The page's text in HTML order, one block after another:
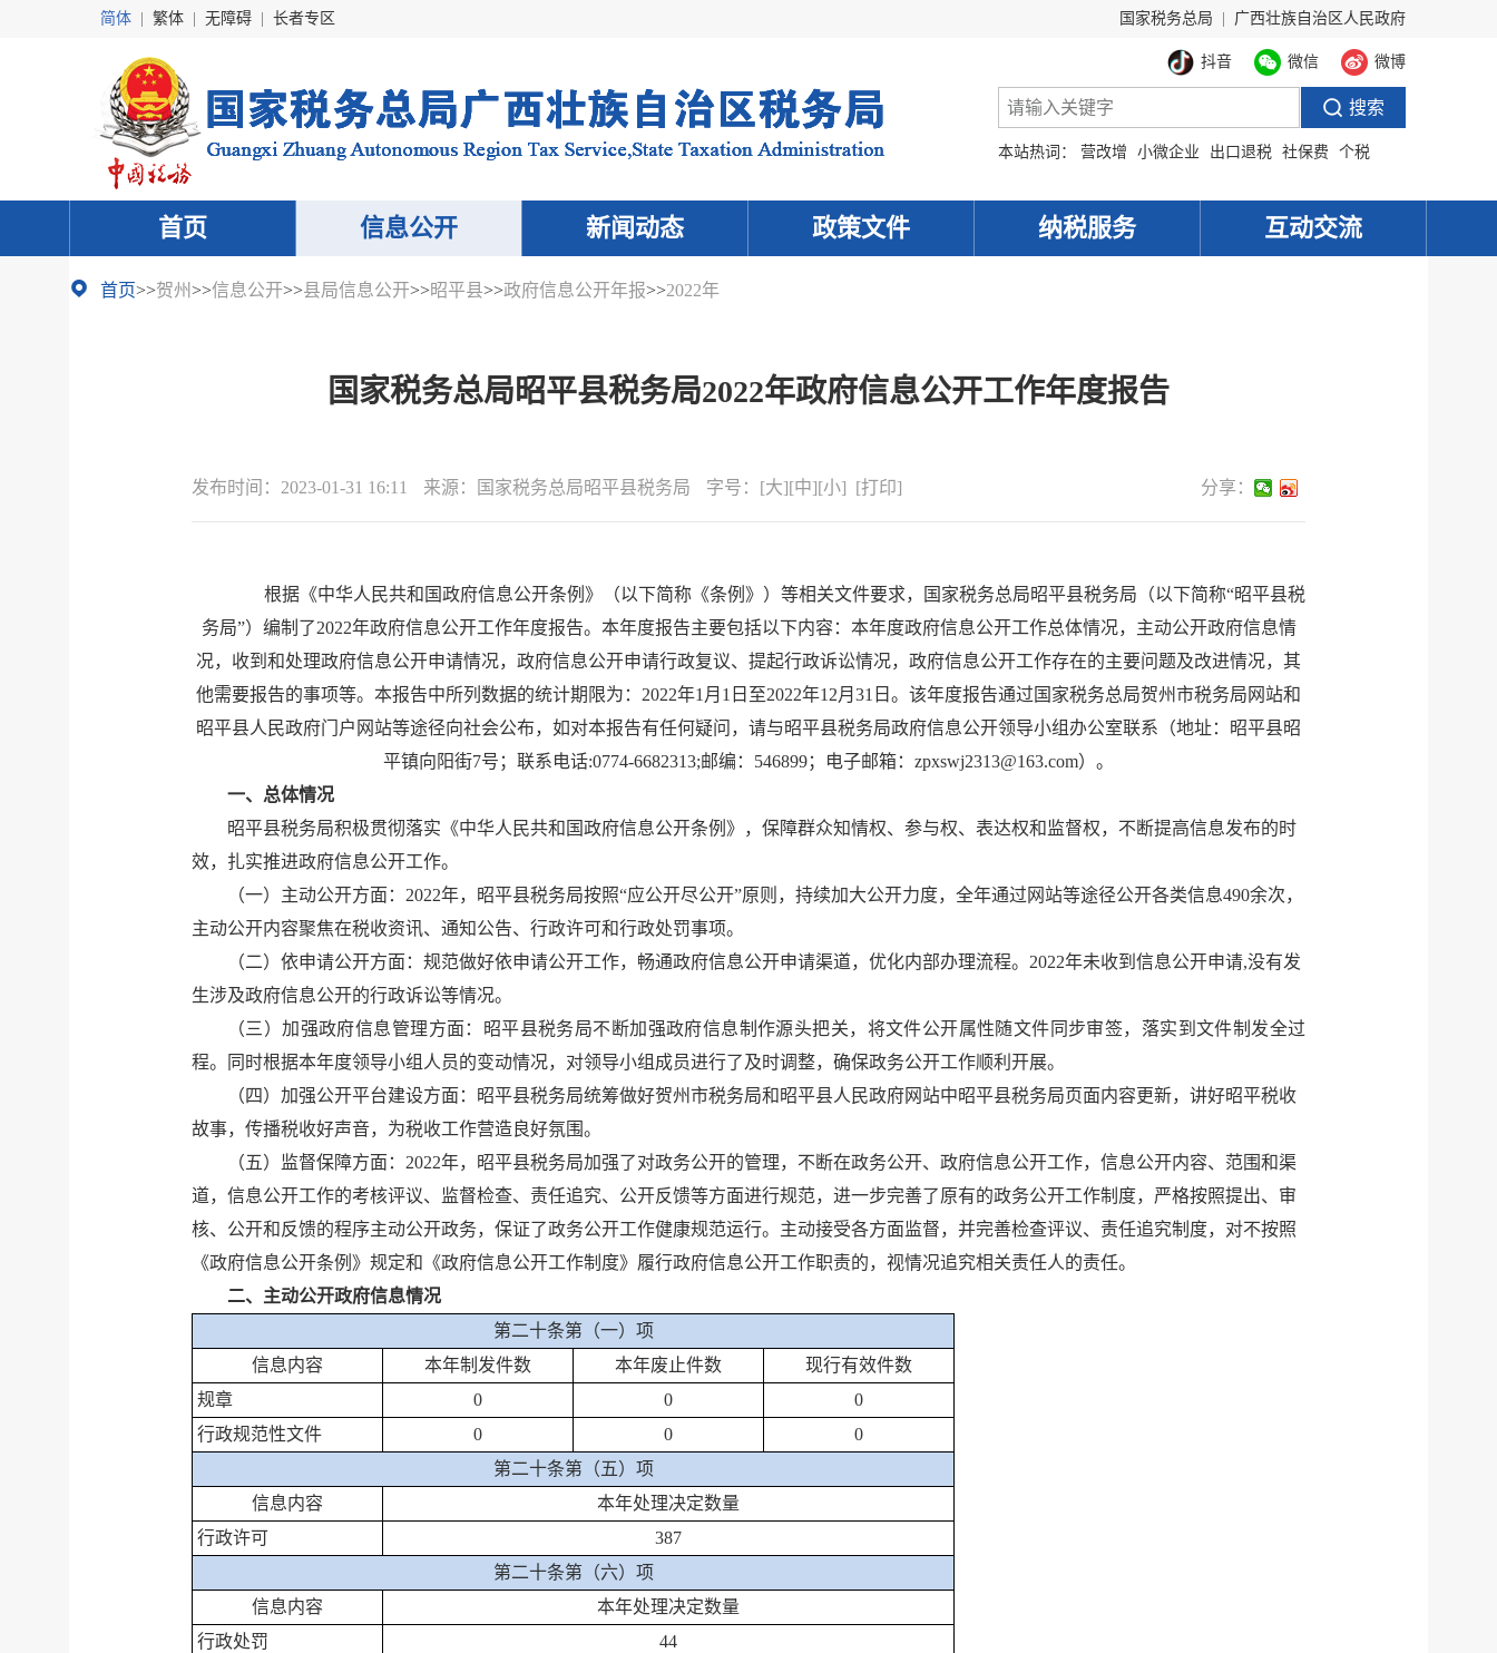
简体 繁体 无障碍 长者专区 国家税务总局 广西壮族自治区人民政府
抖音 微信 微博
本站热词： 营改增 小微企业 出口退税 社保费 个税
首页 信息公开 新闻动态 政策文件 纳税服务 互动交流
首页>>贺州>>信息公开>>县局信息公开>>昭平县>>政府信息公开年报>>2022年
国家税务总局昭平县税务局2022年政府信息公开工作年度报告
发布时间： 2023-01-31 16:11 来源： 国家税务总局昭平县税务局 字号： [大][中][小] [打印] 分享：
根据《中华人民共和国政府信息公开条例》（以下简称《条例》）等相关文件要求，国家税务总局昭平县税务局（以下简称“昭平县税
务局”）编制了2022年政府信息公开工作年度报告。本年度报告主要包括以下内容：本年度政府信息公开工作总体情况，主动公开政府信息情
况，收到和处理政府信息公开申请情况，政府信息公开申请行政复议、提起行政诉讼情况，政府信息公开工作存在的主要问题及改进情况，其
他需要报告的事项等。本报告中所列数据的统计期限为：2022年1月1日至2022年12月31日。该年度报告通过国家税务总局贺州市税务局网站和
昭平县人民政府门户网站等途径向社会公布，如对本报告有任何疑问，请与昭平县税务局政府信息公开领导小组办公室联系（地址：昭平县昭
平镇向阳街7号；联系电话:0774-6682313;邮编 ：546899；电子邮箱：zpxswj2313@163.com）。
一、总体情况
昭平县税务局积极贯彻落实《中华人民共和国政府信息公开条例》，保障群众知情权、参与权、表达权和监督权，不断提高信息发布的时
效，扎实推进政府信息公开工作。
（一） 主动公开方面： 2022年， 昭平县税务局按照“应公开尽公开”原则，持续加大公开力度， 全年通过网站等途径公开各类信息490余次，
主动公开内容聚焦在税收资讯、通知公告、行政许可和行政处罚事项。
（二） 依申请公开方面： 规范做好依申请公开工作， 畅通政府信息公开申请渠道， 优化内部办理流程。 2022年未收到信息公开申请,没有发
生涉及政府信息公开的行政诉讼等情况。
（三）加强政府信息管理方面：
昭平县税务局不断加强政府信息制作源头把关，将文件公开属性随文件同步审签，落实到文件制发全过
程。同时根据本年度领导小组人员的变动情况，对领导小组成员进行了及时调整，确保政务公开工作顺利开展。
（四） 加强公开平台建设方面：昭平县税务局统筹做好贺州市税务局和昭平县人民政府网站中昭平县税务局页面内容更新，讲好昭平税收
故事，传播税收好声音，为税收工作营造良好氛围。
（五）
监督保障方面： 2022年，昭平县税务局加强了对政务公开的管理， 不断在政务公开、政府信息公开工作，信息公开内容、范围和渠
道，信息公开工作的考核评议、监督检查、责任追究、公开反馈等方面进行规范， 进一步完善了原有的政务公开工作制度，严格按照提出、审
核、公开和反馈的程序主动公开政务，保证了政务公开工作健康规范运行。主动接受各方面监督，并完善检查评议、责任追究制度，对不按照
《政府信息公开条例》规定和《政府信息公开工作制度》履行政府信息公开工作职责的，视情况追究相关责任人的责任。
二、主动公开政府信息情况
第二十条第（一）项
信息内容
本年制发件数 本年废止件数
现行有效件数
规章
0 0
0
行政规范性文件
0 0
0
第二十条第（五）项
信息内容
本年处理决定数量
行政许可
387
第二十条第（六）项
信息内容
本年处理决定数量
行政处罚
44